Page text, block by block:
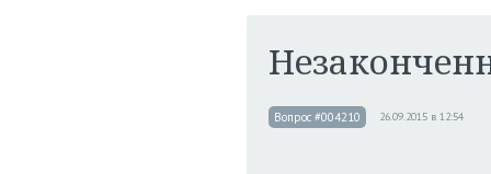
Вопрос #004210 26.09.2015 в 12:54